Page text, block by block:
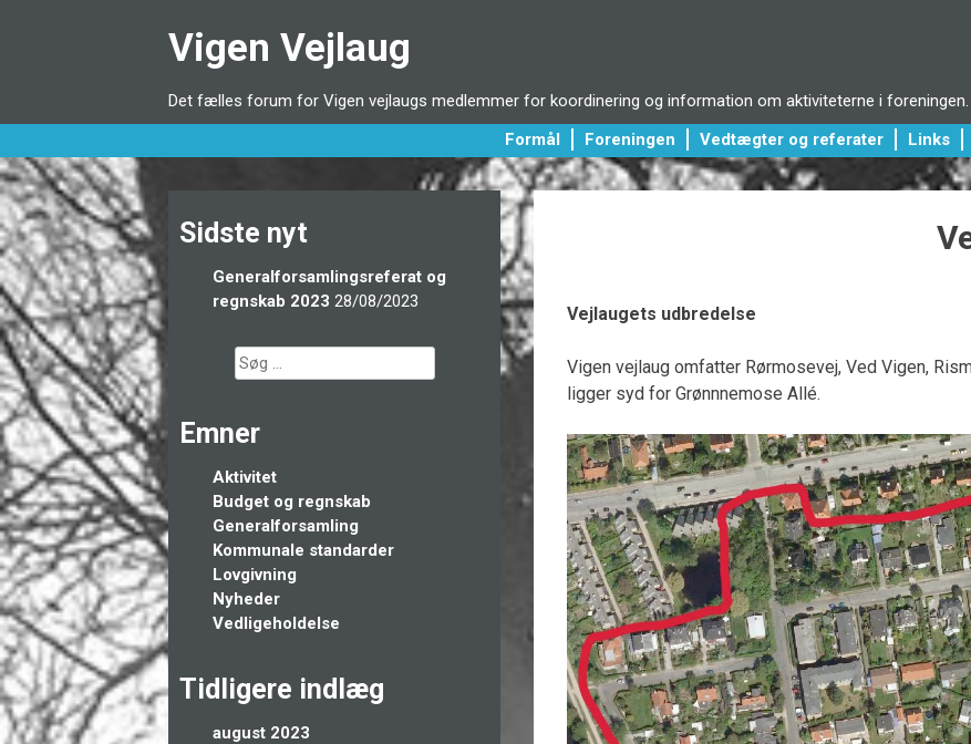
Vigen Vejlaug
Det fælles forum for Vigen vejlaugs medlemmer for koordinering og information om aktiviteterne i foreningen.
Formål
Foreningen Vedtægter og referater Links
Vejlaugets udbredelse
Vigen vejlaug omfatter Rørmosevej, Ved Vigen,
ligger syd for Grønnnemose Allé.
Sidste nyt
Generalforsamlingsreferat og
regnskab 2023 28/08/2023
Søg
efter:
Emner
Aktivitet
Budget og regnskab
Generalforsamling
Kommunale standarder
Lovgivning
Nyheder
Vedligeholdelse
Tidligere indlæg
august 2023